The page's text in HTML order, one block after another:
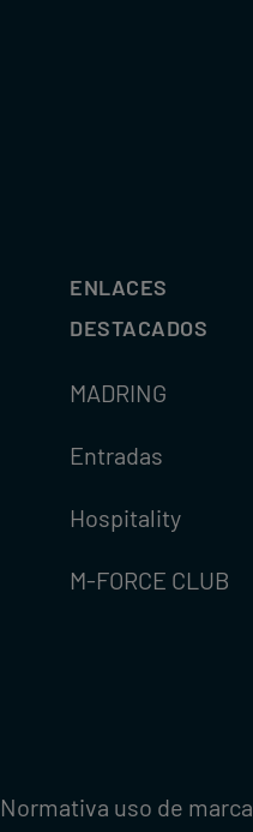
ENLACES
DESTACADOS
MADRING
Entradas
Hospitality
M-FORCE CLUB
Normativa uso de marca